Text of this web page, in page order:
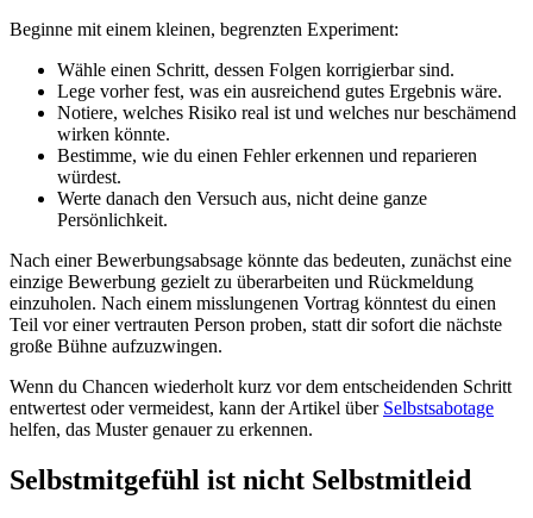
Beginne mit einem kleinen, begrenzten Experiment:
Wähle einen Schritt, dessen Folgen korrigierbar sind.
Lege vorher fest, was ein ausreichend gutes Ergebnis wäre.
Notiere, welches Risiko real ist und welches nur beschämend
wirken könnte.
Bestimme, wie du einen Fehler erkennen und reparieren
würdest.
Werte danach den Versuch aus, nicht deine ganze
Persönlichkeit.
Nach einer Bewerbungsabsage könnte das bedeuten, zunächst eine
einzige Bewerbung gezielt zu überarbeiten und Rückmeldung
einzuholen. Nach einem misslungenen Vortrag könntest du einen
Teil vor einer vertrauten Person proben, statt dir sofort die nächste
große Bühne aufzuzwingen.
Wenn du Chancen wiederholt kurz vor dem entscheidenden Schritt
entwertest oder vermeidest, kann der Artikel über Selbstsabotage
helfen, das Muster genauer zu erkennen.
Selbstmitgefühl ist nicht Selbstmitleid